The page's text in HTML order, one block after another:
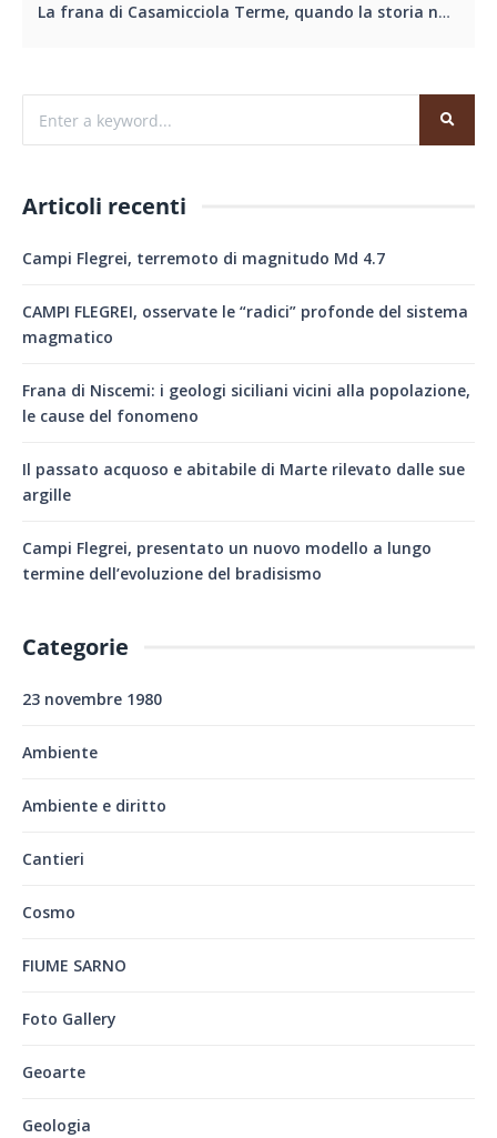
La frana di Casamicciola Terme, quando la storia non serve
Articoli recenti
Campi Flegrei, terremoto di magnitudo Md 4.7
CAMPI FLEGREI, osservate le “radici” profonde del sistema
magmatico
Frana di Niscemi: i geologi siciliani vicini alla popolazione,
le cause del fonomeno
Il passato acquoso e abitabile di Marte rilevato dalle sue
argille
Campi Flegrei, presentato un nuovo modello a lungo
termine dell’evoluzione del bradisismo
Categorie
23 novembre 1980
Ambiente
Ambiente e diritto
Cantieri
Cosmo
FIUME SARNO
Foto Gallery
Geoarte
Geologia